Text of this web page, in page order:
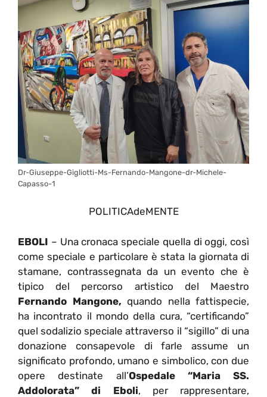
Dr-Giuseppe-Gigliotti-Ms-Fernando-Mangone-dr-Michele-
Capasso-1
POLITICAdeMENTE
EBOLI – Una cronaca speciale quella di oggi, così
come speciale e particolare è stata la giornata di
stamane, contrassegnata da un evento che è
tipico del percorso artistico del Maestro
Fernando Mangone, quando nella fattispecie,
ha incontrato il mondo della cura, “certificando”
quel sodalizio speciale attraverso il “sigillo” di una
donazione consapevole di farle assume un
significato profondo, umano e simbolico, con due
opere destinate all’Ospedale “Maria SS.
Addolorata” di Eboli, per rappresentare,